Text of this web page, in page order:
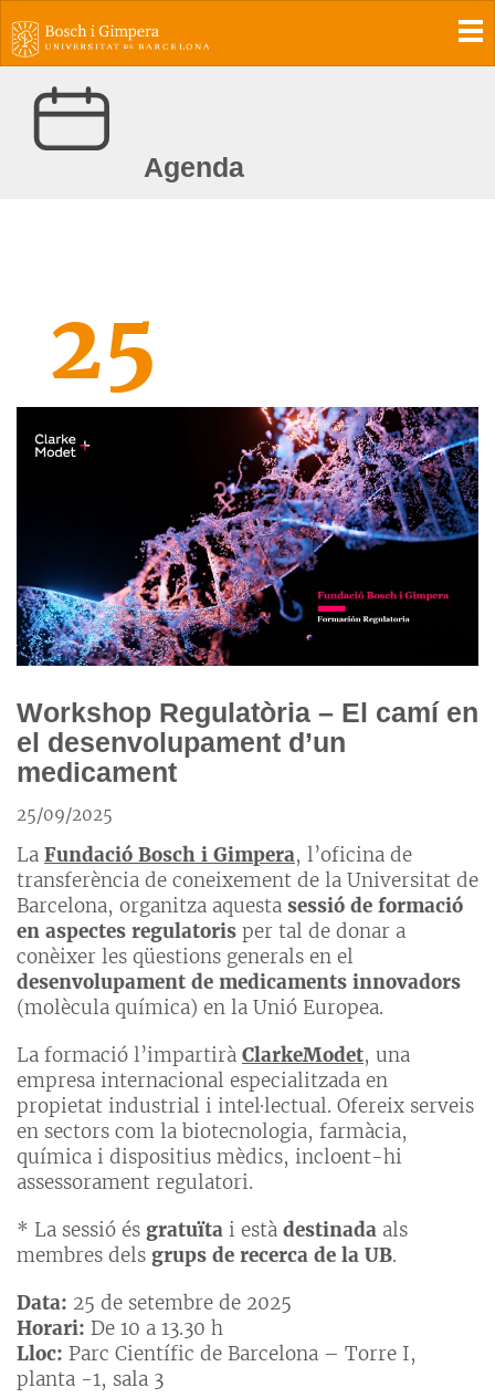
Agenda
25
Workshop Regulatòria – El camí en
el desenvolupament d’un
medicament
25/09/2025
La Fundació Bosch i Gimpera, l’oficina de
transferència de coneixement de la Universitat de
Barcelona, organitza aquesta sessió de formació
en aspectes regulatoris per tal de donar a
conèixer les qüestions generals en el
desenvolupament de medicaments innovadors
(molècula química) en la Unió Europea.
La formació l’impartirà ClarkeModet, una
empresa internacional especialitzada en
propietat industrial i intel·lectual. Ofereix serveis
en sectors com la biotecnologia, farmàcia,
química i dispositius mèdics, incloent-hi
assessorament regulatori.
* La sessió és gratuïta i està destinada als
membres dels grups de recerca de la UB.
Data: 25 de setembre de 2025
Horari: De 10 a 13.30 h
Lloc: Parc Científic de Barcelona – Torre I,
planta -1, sala 3